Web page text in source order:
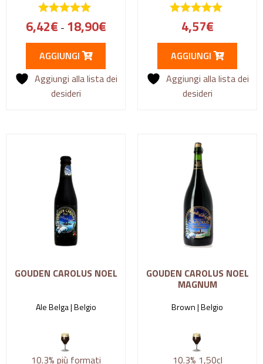
6,42€ - 18,90€
AGGIUNGI
Aggiungi alla lista dei
desideri
4,57€
AGGIUNGI
Aggiungi alla lista dei
desideri
GOUDEN CAROLUS NOEL
Ale Belga |Belgio
10.3% più formati
GOUDEN CAROLUS NOEL
MAGNUM
Brown |Belgio
10.3% 1,50cl